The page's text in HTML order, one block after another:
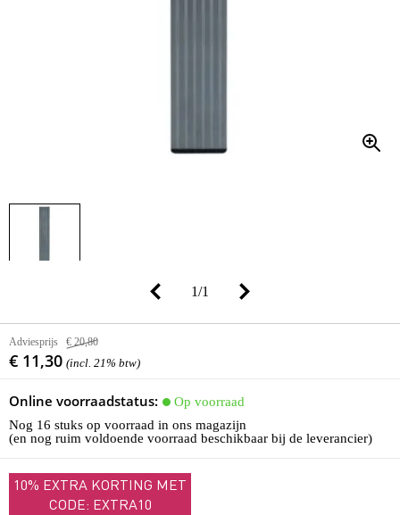
1/1
Adviesprijs € 20,80
€ 11,30 (incl. 21% btw)
Online voorraadstatus:
Op voorraad
Nog 16 stuks op voorraad in ons magazijn
(en nog ruim voldoende voorraad beschikbaar bij de leverancier)
10% EXTRA KORTING MET
CODE: EXTRA10